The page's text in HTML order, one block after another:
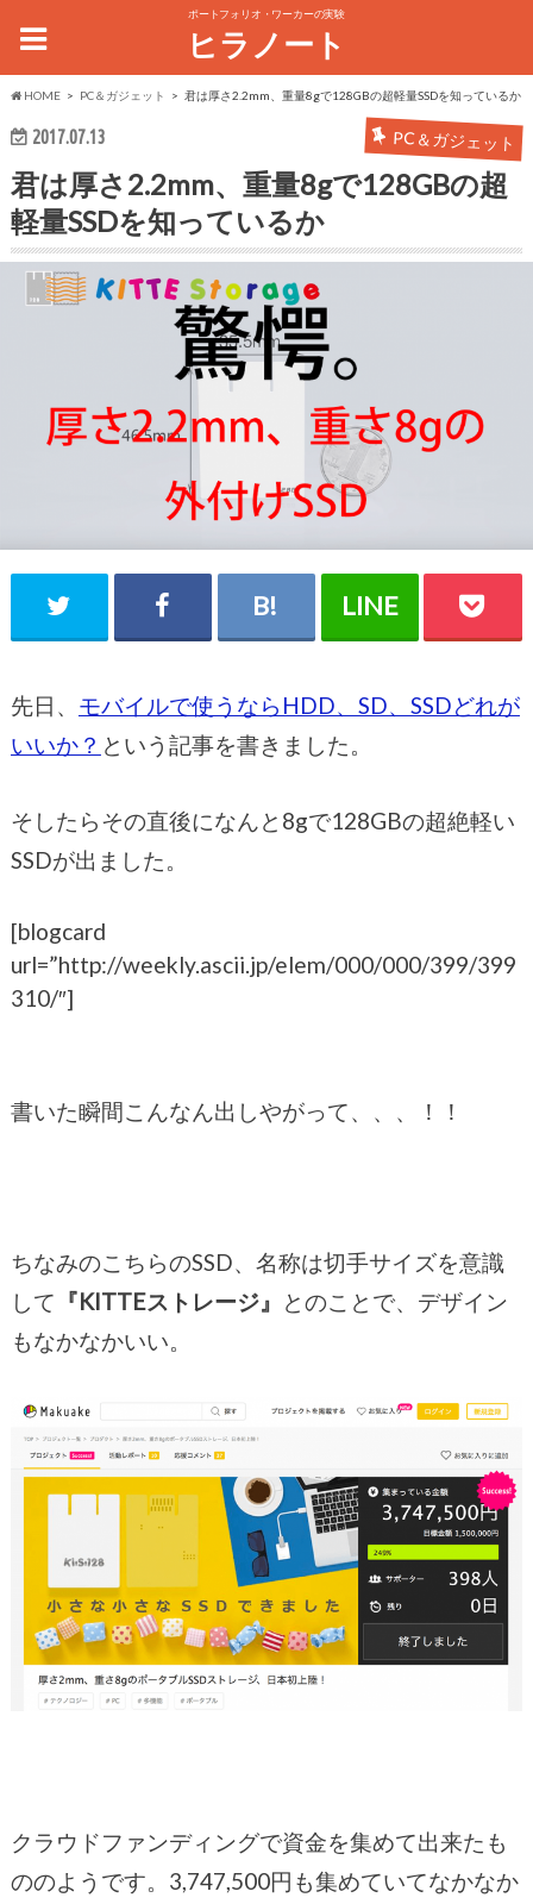
ポートフォリオ・ワーカーの実験
ヒラノート
HOME PC＆ガジェット 君は厚さ2.2mm、重量8gで128GBの超軽量SSDを知っているか
2017.07.13 PC＆ガジェット
君は厚さ2.2mm、重量8gで128GBの超
軽量SSDを知っているか
先日、 モバイルで使うならHDD、SD、SSDどれが
いいか？ という記事を書きました。
そしたらその直後になんと8gで128GBの超絶軽い
SSDが出ました。
[blogcard
url=”http://weekly.ascii.jp/elem/000/000/399/399
310/″]
書いた瞬間こんなん出しやがって、、、！！
ちなみのこちらのSSD、名称は切手サイズを意識
して 『KITTEストレージ』 とのことで、デザイン
もなかなかいい。
クラウドファンディングで資金を集めて出来たも
ののようです。3,747,500円も集めていてなかなか